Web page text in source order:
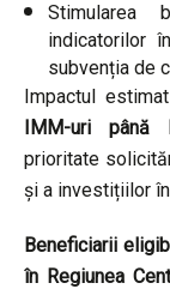
Stimularea
indicatorilor
subvenția de
Impactul
IMM-uri până
prioritate
și a investițiilor
Beneficiarii
în Regiunea